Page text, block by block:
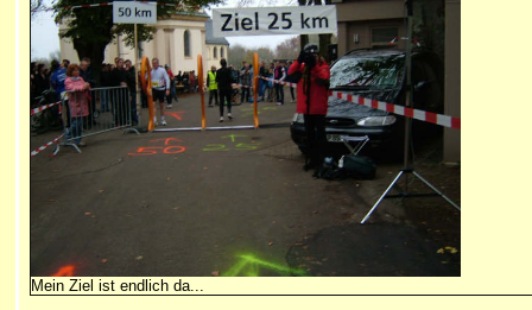
Mein Ziel ist endlich da...